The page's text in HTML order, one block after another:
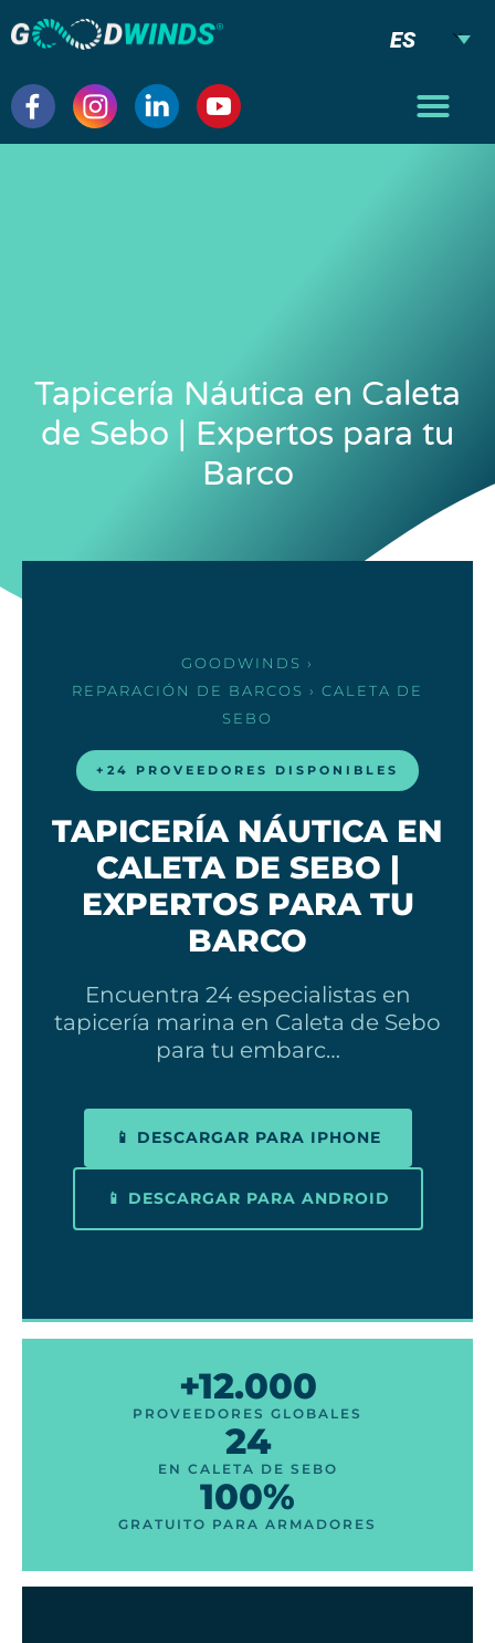
ES
Tapicería Náutica en Caleta
de Sebo | Expertos para tu
Barco
GOODWINDS ›
REPARACIÓN DE BARCOS › CALETA DE
SEBO
+24 PROVEEDORES DISPONIBLES
TAPICERÍA NÁUTICA EN
CALETA DE SEBO |
EXPERTOS PARA TU
BARCO
Encuentra 24 especialistas en
tapicería marina en Caleta de Sebo
para tu embarc…
📱 DESCARGAR PARA IPHONE
📱 DESCARGAR PARA ANDROID
+12.000
PROVEEDORES GLOBALES
24
EN CALETA DE SEBO
100%
GRATUITO PARA ARMADORES